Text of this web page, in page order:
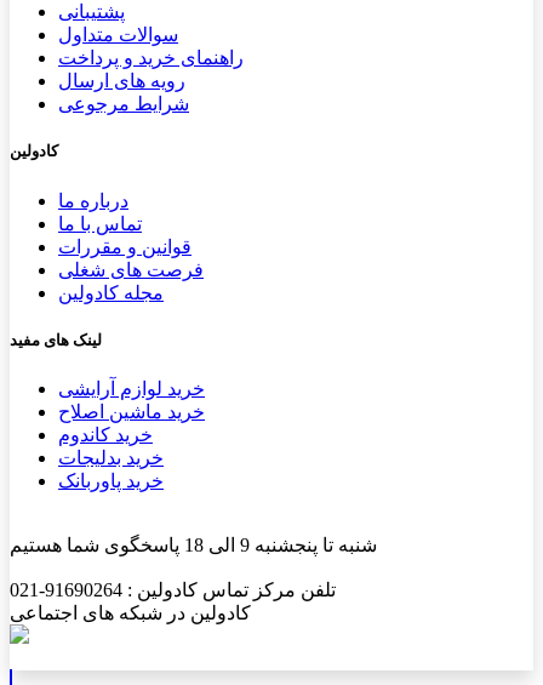
پشتیب​​انی
سوالات متداول
راهنمای خرید و پرداخت
رویه های ارسال
شرایط مرجوعی
کادولین
درباره ما
تماس با ما
قوانین و مقررات
فرصت های شغلی
مجله کادولین
لینک های مفید
خرید لوازم آرایشی
خرید ماشین اصلاح
خرید کاندوم
خرید بدلیجات
خرید پاوربانک
شنبه تا پنجشنبه 9 الی 18 پاسخگوی شما هستیم
تلفن مرکز تماس کادولین : 91690264-021
کادولین در شبکه های اجتماعی